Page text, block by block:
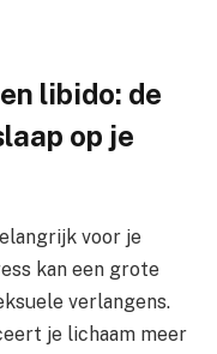
libido: de
op je
voor je
kan een grote
verlangens.
je lichaam meer